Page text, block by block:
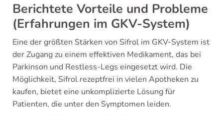
Berichtete Vorteile und Probleme
(Erfahrungen im GKV-System)
Eine der größten Stärken von Sifrol im GKV-System ist
der Zugang zu einem effektiven Medikament, das bei
Parkinson und Restless-Legs eingesetzt wird. Die
Möglichkeit, Sifrol rezeptfrei in vielen Apotheken zu
kaufen, bietet eine unkomplizierte Lösung für
Patienten, die unter den Symptomen leiden.